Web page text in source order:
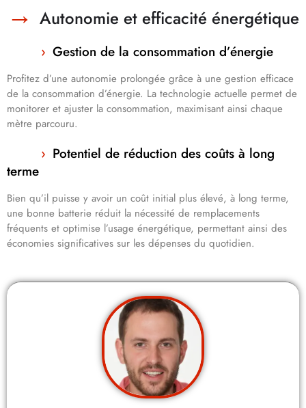
Autonomie et efficacité énergétique
Gestion de la consommation d’énergie
Profitez d’une autonomie prolongée grâce à une gestion efficace
de la consommation d’énergie. La technologie actuelle permet de
monitorer et ajuster la consommation, maximisant ainsi chaque
mètre parcouru.
Potentiel de réduction des coûts à long
terme
Bien qu’il puisse y avoir un coût initial plus élevé, à long terme,
une bonne batterie réduit la nécessité de remplacements
fréquents et optimise l’usage énergétique, permettant ainsi des
économies significatives sur les dépenses du quotidien.